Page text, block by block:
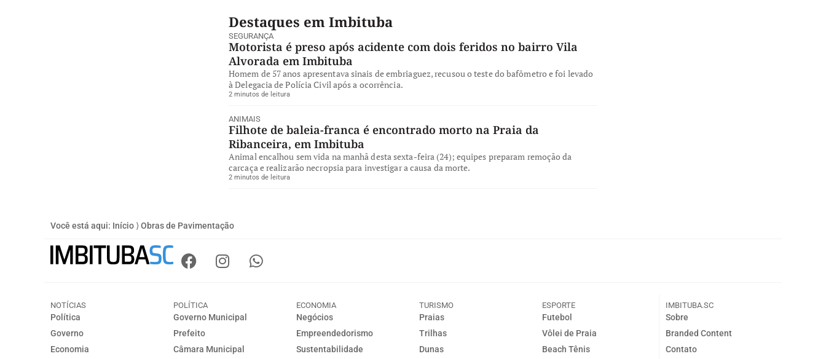
Destaques em Imbituba
SEGURANÇA
Motorista é preso após acidente com dois feridos no bairro Vila
Alvorada em Imbituba
Homem de 57 anos apresentava sinais de embriaguez, recusou o teste do bafômetro e foi levado
à Delegacia de Polícia Civil após a ocorrência.
2 minutos de leitura
ANIMAIS
Filhote de baleia-franca é encontrado morto na Praia da
Ribanceira, em Imbituba
Animal encalhou sem vida na manhã desta sexta-feira (24); equipes preparam remoção da
carcaça e realizarão necropsia para investigar a causa da morte.
2 minutos de leitura
Você está aqui: Início ⟩ Obras de Pavimentação
NOTÍCIAS
Política
Governo
Economia
POLÍTICA
Governo Municipal
Prefeito
Câmara Municipal
ECONOMIA
Negócios
Empreendedorismo
Sustentabilidade
TURISMO
Praias
Trilhas
Dunas
ESPORTE
Futebol
Vôlei de Praia
Beach Tênis
IMBITUBA.SC
Sobre
Branded Content
Contato